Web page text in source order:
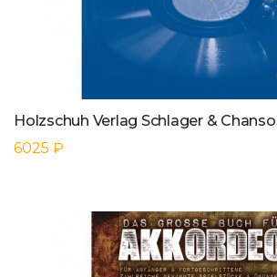
6025 ₽